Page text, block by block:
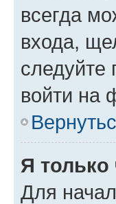
всегда
входа,
следуйте
войти на
Я только
Для